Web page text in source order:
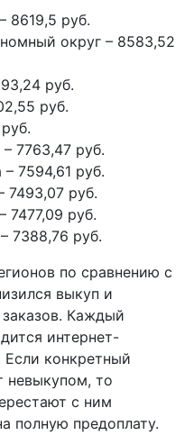
8619,5 руб.
округ – 8583,52
руб.
руб.
7763,47 руб.
7594,61 руб.
7493,07 руб.
7477,09 руб.
7388,76 руб.
по сравнению с
выкуп и
Каждый
интернет-
конкретный
невыкупом, то
с ним
полную предоплату.